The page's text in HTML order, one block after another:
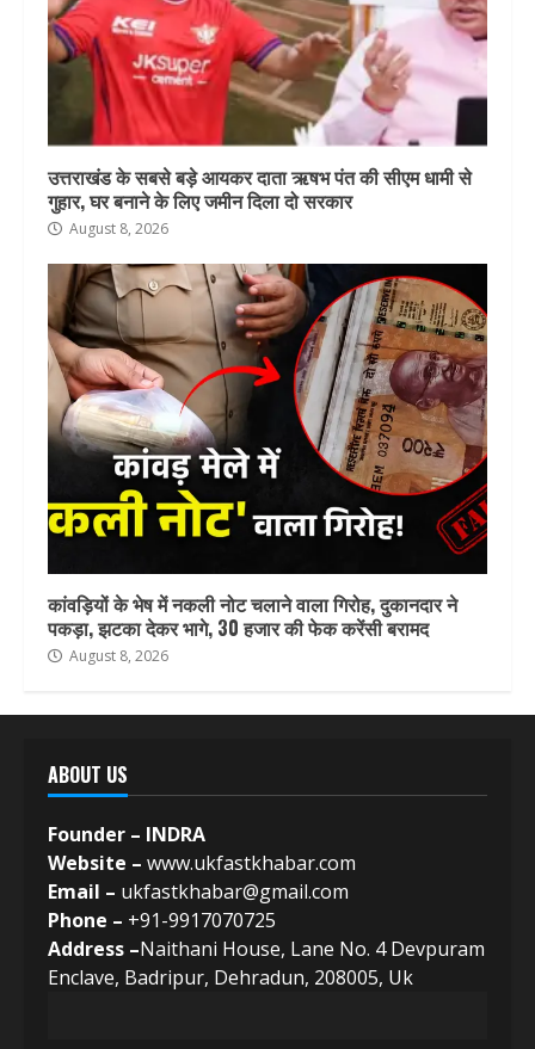
उत्तराखंड के सबसे बड़े आयकर दाता ऋषभ पंत की सीएम धामी से
गुहार, घर बनाने के लिए जमीन दिला दो सरकार
August 8, 2026
कांवड़ियों के भेष में नकली नोट चलाने वाला गिरोह, दुकानदार ने
पकड़ा, झटका देकर भागे, 30 हजार की फेक करेंसी बरामद
August 8, 2026
ABOUT US
Founder – INDRA
Website – www.ukfastkhabar.com
Email – ukfastkhabar@gmail.com
Phone – +91-9917070725
Address –Naithani House, Lane No. 4 Devpuram
Enclave, Badripur, Dehradun, 208005, Uk